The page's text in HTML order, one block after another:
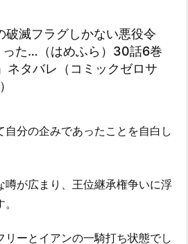
破滅フラグしかない悪役令
った…（はめふら）30話6巻
ネタバレ（コミックゼロサ
自分の企みであったことを自白し
噂が広まり、王位継承権争いに浮
リーとイアンの一騎打ち状態でし